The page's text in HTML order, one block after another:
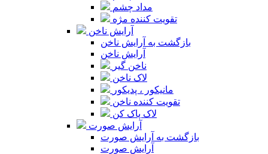
مداد چشم
تقویت کننده مژه
آرایش ناخن
بازگشت به آرایش ناخن
آرایش ناخن
ناخن گیر
لاک ناخن
مانیکور ، پدیکور
تقویت کننده ناخن
لاک پاک کن
آرایش صورت
بازگشت به آرایش صورت
آرایش صورت